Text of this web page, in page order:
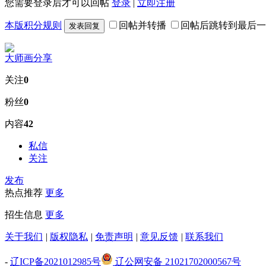
您需要登录后才可以回帖 登录 立即注册
本版积分规则 发表回复 回帖并转播 回帖后跳转到最后
大师画分享
关注0
粉丝0
内容42
私信
关注
发布
热点推荐 更多
招生信息 更多
关于我们 | 版权隐私 | 免责声明 | 意见反馈 | 联系我们
- 辽ICP备2021012985号 辽公网安备 21021702000567号